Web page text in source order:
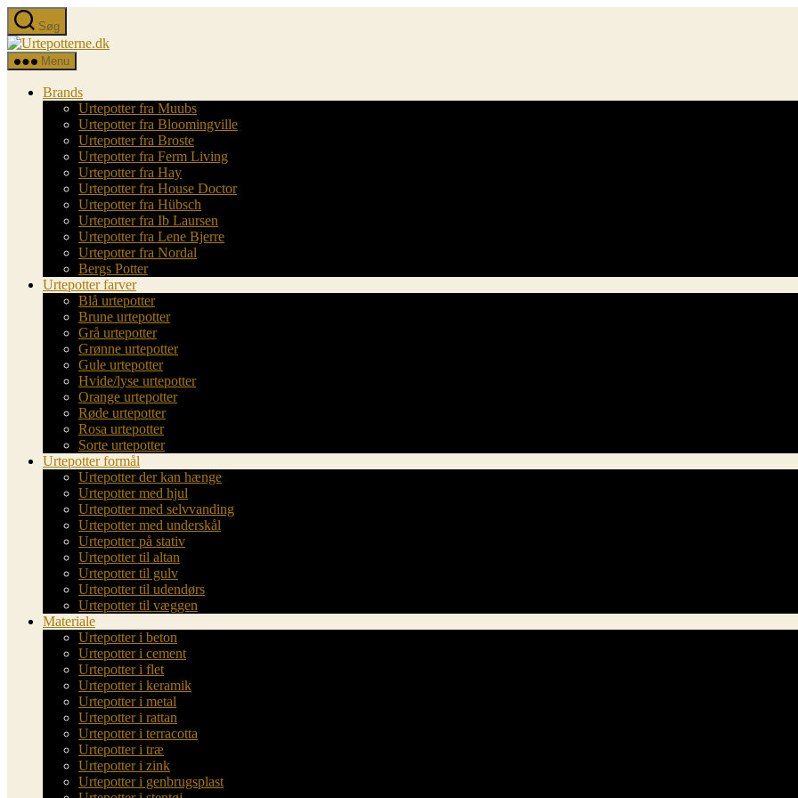
Spring
til
indholdet
Søg
Urtepotterne.dk
Menu
Brands
Urtepotter fra Muubs
Urtepotter fra Bloomingville
Urtepotter fra Broste
Urtepotter fra Ferm Living
Urtepotter fra Hay
Urtepotter fra House Doctor
Urtepotter fra Hübsch
Urtepotter fra Ib Laursen
Urtepotter fra Lene Bjerre
Urtepotter fra Nordal
Bergs Potter
Urtepotter farver
Blå urtepotter
Brune urtepotter
Grå urtepotter
Grønne urtepotter
Gule urtepotter
Hvide/lyse urtepotter
Orange urtepotter
Røde urtepotter
Rosa urtepotter
Sorte urtepotter
Urtepotter formål
Urtepotter der kan hænge
Urtepotter med hjul
Urtepotter med selvvanding
Urtepotter med underskål
Urtepotter på stativ
Urtepotter til altan
Urtepotter til gulv
Urtepotter til udendørs
Urtepotter til væggen
Materiale
Urtepotter i beton
Urtepotter i cement
Urtepotter i flet
Urtepotter i keramik
Urtepotter i metal
Urtepotter i rattan
Urtepotter i terracotta
Urtepotter i træ
Urtepotter i zink
Urtepotter i genbrugsplast